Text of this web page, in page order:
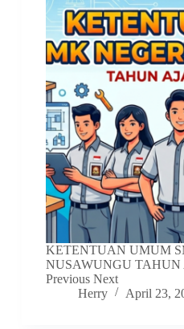
KETENTUAN UMUM
NUSAWUNGU TAHUN
Previous Next
Herry
April 23,